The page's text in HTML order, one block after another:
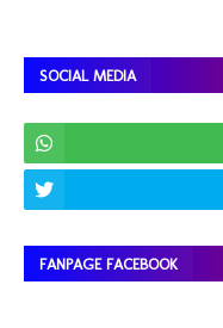
SOCIAL MEDIA
FANPAGE FACEBOOK